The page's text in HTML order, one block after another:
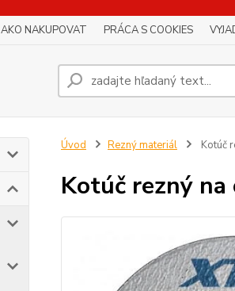
AKO NAKUPOVAT PRÁCA S COOKIES
Úvod Rezný materiál Kotúč
Kotúč rezný